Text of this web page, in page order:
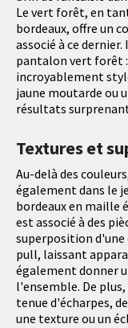
Le vert forêt, en
bordeaux, offre un
associé à ce
pantalon vert forêt :
incroyablement
jaune moutarde ou
résultats
Textures et
Au-delà des
également dans le
bordeaux en maille
est associé à des
superposition d'une
pull, laissant
également donner
l'ensemble. De
tenue d'écharpes,
une texture ou un